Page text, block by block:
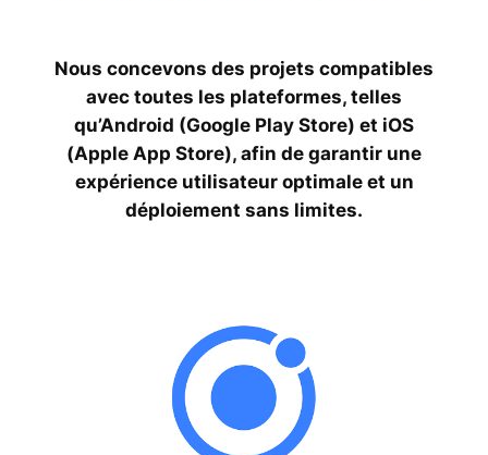
Nous concevons des projets compatibles
avec toutes les plateformes, telles
qu’Android (Google Play Store) et iOS
(Apple App Store), afin de garantir une
expérience utilisateur optimale et un
déploiement sans limites.